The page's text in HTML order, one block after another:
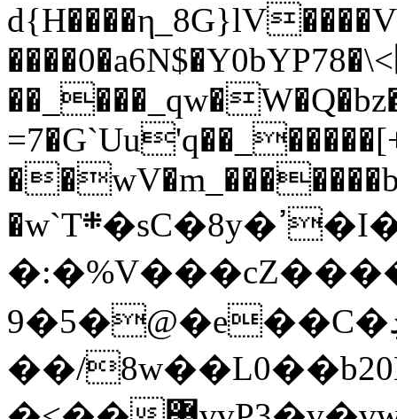
����0�a6N$�Y0bYP78�\<׾E3����0�8ǫ���o�
��/